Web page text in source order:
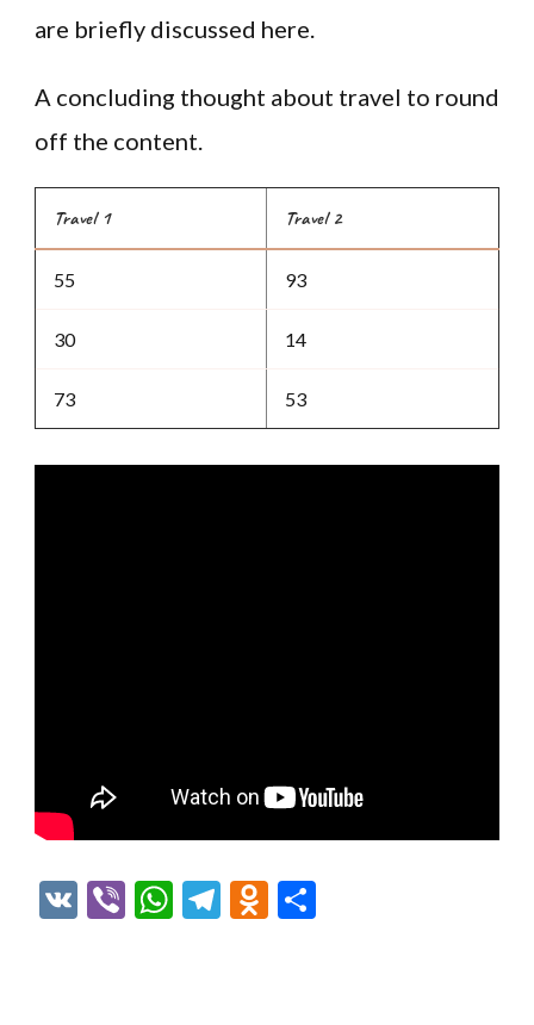
are briefly discussed here.
A concluding thought about travel to round
off the content.
Travel 1 Travel 2
55 93
30 14
73 53
VK ViberWhatsApp
Telegram
Odnoklassniki